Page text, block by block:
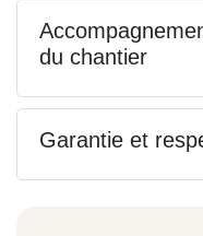
du chantier
Garantie et